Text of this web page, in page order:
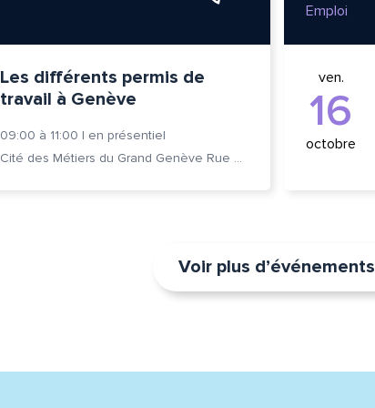
Les différents permis de
travail à Genève
09:00 à 11:00 | en présentiel
Cité des Métiers du Grand Genève Rue Prévost-Martin 6 1205 Genève
Emploi
ven.
16
octobre
Voir plus d’événements